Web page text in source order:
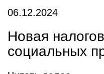
06.12.2024
Новая
социальных